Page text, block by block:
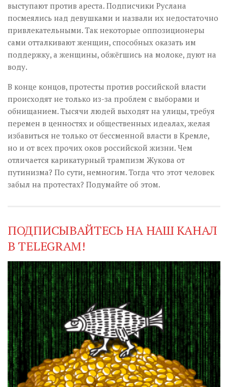
выступают против ареста. Подписчики Руслана
посмеялись над девушками и назвали их недостаточно
привлекательными. Так некоторые оппозиционеры
сами отталкивают женщин, способных оказать им
поддержку, а женщины, обжёгшись на молоке, дуют на
воду.
В конце концов, протесты против российской власти
происходят не только из-за проблем с выборами и
обнищанием. Тысячи людей выходят на улицы, требуя
перемен в ценностях и общественных идеалах, желая
избавиться не только от бессменной власти в Кремле,
но и от всех прочих оков российской жизни. Чем
отличается карикатурный трампизм Жукова от
путинизма? По сути, немногим. Тогда что этот человек
забыл на протестах? Подумайте об этом.
ПОДПИСЫВАЙТЕСЬ НА НАШ КАНАЛ
В TELEGRAM!